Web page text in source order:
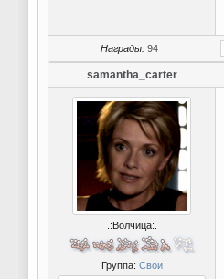
Награды: 94
samantha_carter
.:Волчица:.
Группа: Свои